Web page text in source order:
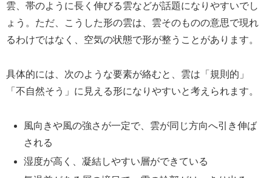
雲、帯のように長く伸びる雲などが話題になりやすいでし
ょう。ただ、こうした形の雲は、雲そのものの意思で現れ
るわけではなく、空気の状態で形が整うことがあります。
具体的には、次のような要素が絡むと、雲は「規則的」
「不自然そう」に見える形になりやすいと考えられます。
風向きや風の強さが一定で、雲が同じ方向へ引き伸ば
される
湿度が高く、凝結しやすい層ができている